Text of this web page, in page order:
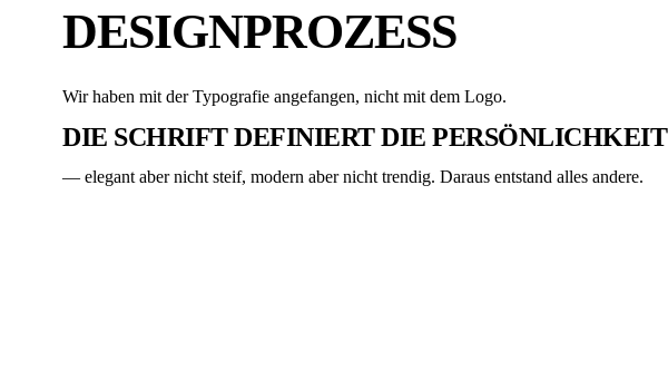
DESIGNPROZESS
Wir haben mit der Typografie angefangen, nicht mit dem Logo.
DIE SCHRIFT DEFINIERT DIE PERSÖNLICHKEIT
— elegant aber nicht steif, modern aber nicht trendig. Daraus entstand alles andere.